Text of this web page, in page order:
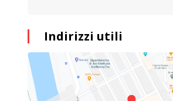
Indirizzi utili